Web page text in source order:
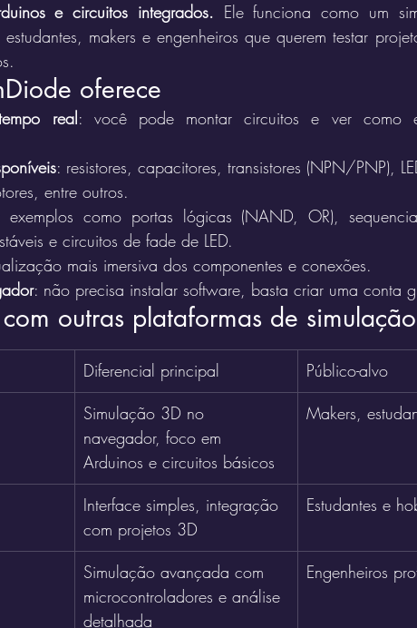
e circuitos integrados. Ele funciona como um
makers e engenheiros que querem testar
oferece
real: você pode montar circuitos e ver como
: resistores, capacitores, transistores (NPN/PNP),
entre outros.
exemplos como portas lógicas (NAND, OR),
e circuitos de fade de LED.
mais imersiva dos componentes e conexões.
: não precisa instalar software, basta criar uma conta
outras plataformas de simulação
Diferencial principal
Público-alvo
Simulação 3D no
navegador, foco em
Arduinos e circuitos básicos
Makers,
Interface simples, integração
com projetos 3D
Estudantes e
Simulação avançada com
microcontroladores e análise
detalhada
Engenheiros